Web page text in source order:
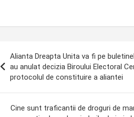
Alianta Dreapta Unita va fi pe
au anulat decizia Biroului Electoral
protocolul de constituire a aliantei
Cine sunt traficantii de droguri de